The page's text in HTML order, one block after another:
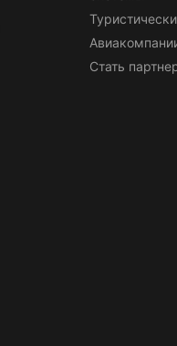
Стать